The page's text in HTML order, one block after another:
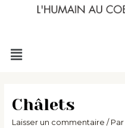
Menu
Châlets
Laisser un commentaire / Par